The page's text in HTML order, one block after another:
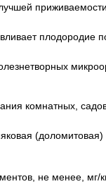
плодородие
комнатных,
не менее, мг/